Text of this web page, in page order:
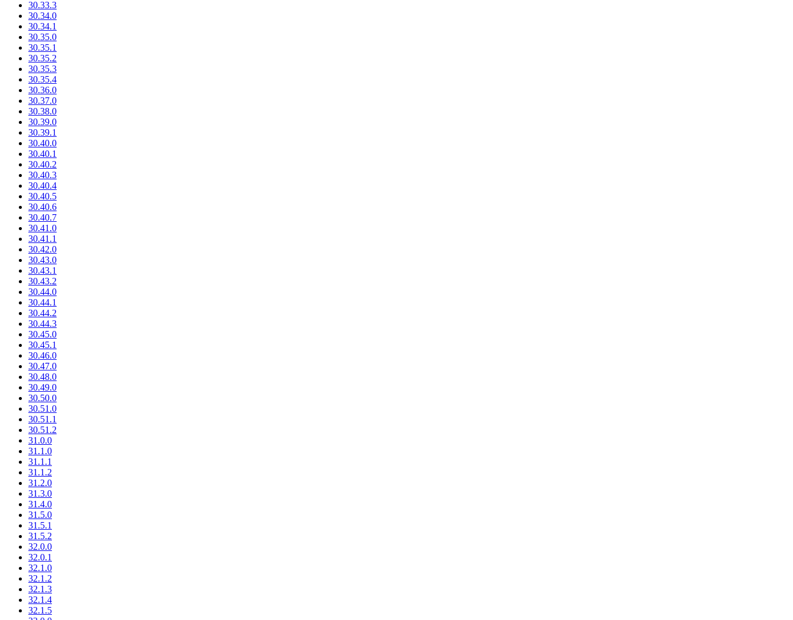
30.33.3
30.34.0
30.34.1
30.35.0
30.35.1
30.35.2
30.35.3
30.35.4
30.36.0
30.37.0
30.38.0
30.39.0
30.39.1
30.40.0
30.40.1
30.40.2
30.40.3
30.40.4
30.40.5
30.40.6
30.40.7
30.41.0
30.41.1
30.42.0
30.43.0
30.43.1
30.43.2
30.44.0
30.44.1
30.44.2
30.44.3
30.45.0
30.45.1
30.46.0
30.47.0
30.48.0
30.49.0
30.50.0
30.51.0
30.51.1
30.51.2
31.0.0
31.1.0
31.1.1
31.1.2
31.2.0
31.3.0
31.4.0
31.5.0
31.5.1
31.5.2
32.0.0
32.0.1
32.1.0
32.1.2
32.1.3
32.1.4
32.1.5